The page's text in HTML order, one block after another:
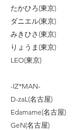
たかひろ(東京)
ダニエル(東京)
みきひさ(東京)
りょうま(東京)
LEO(東京)
-IZ*MAN-
D-zaL(名古屋)
Edamame(名古屋)
GeN(名古屋)